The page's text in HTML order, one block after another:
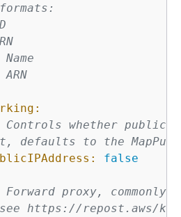
whether public
defaults to the
false
proxy,
https://repost.aws/